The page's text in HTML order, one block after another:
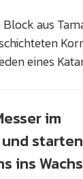
Block aus
eines
im
ins